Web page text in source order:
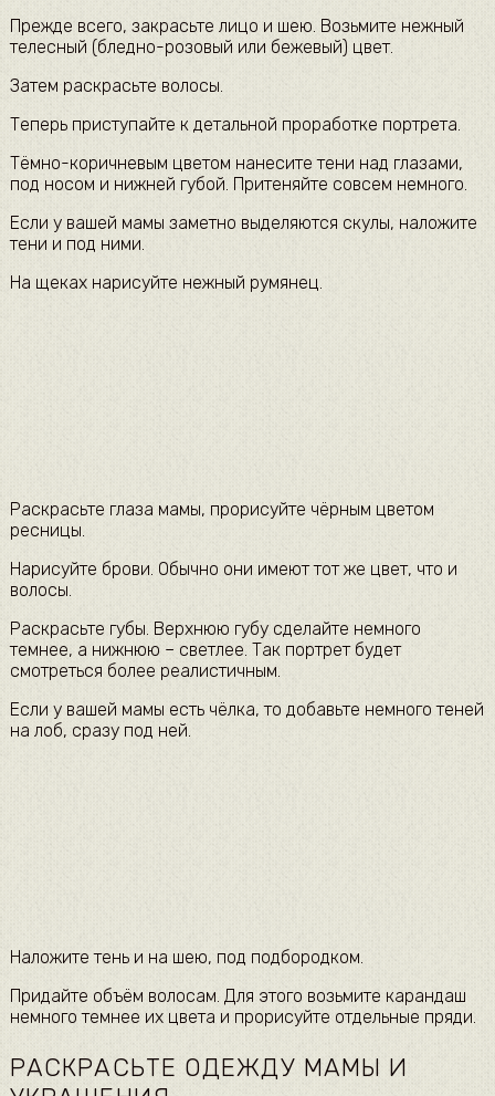
Прежде всего, закрасьте лицо и шею. Возьмите нежный
телесный (бледно-розовый или бежевый) цвет.
Затем раскрасьте волосы.
Теперь приступайте к детальной проработке портрета.
Тёмно-коричневым цветом нанесите тени над глазами,
под носом и нижней губой. Притеняйте совсем немного.
Если у вашей мамы заметно выделяются скулы, наложите
тени и под ними.
На щеках нарисуйте нежный румянец.
Раскрасьте глаза мамы, прорисуйте чёрным цветом
ресницы.
Нарисуйте брови. Обычно они имеют тот же цвет, что и
волосы.
Раскрасьте губы. Верхнюю губу сделайте немного
темнее, а нижнюю – светлее. Так портрет будет
смотреться более реалистичным.
Если у вашей мамы есть чёлка, то добавьте немного теней
на лоб, сразу под ней.
Наложите тень и на шею, под подбородком.
Придайте объём волосам. Для этого возьмите карандаш
немного темнее их цвета и прорисуйте отдельные пряди.
РАСКРАСЬТЕ ОДЕЖДУ МАМЫ И